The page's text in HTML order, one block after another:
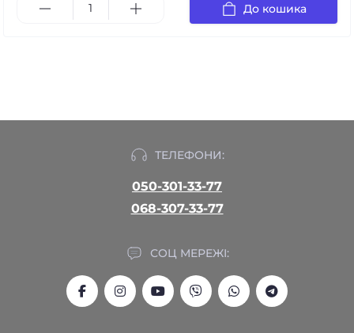
До кошика
ТЕЛЕФОНИ:
050-301-33-77
068-307-33-77
СОЦ МЕРЕЖІ: